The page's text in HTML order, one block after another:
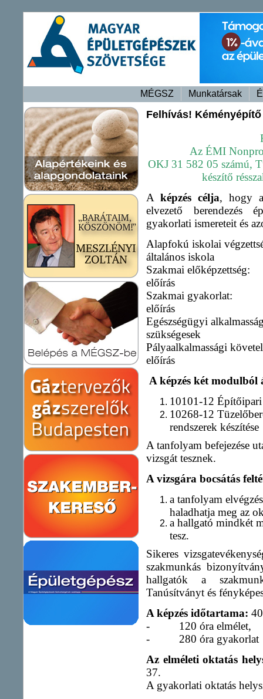
MÉGSZ Munkatársak
Felhívás!
Az ÉMI
OKJ 31 582 05 számú,
készítő
Aképzés célja, hogy a
elvezető berendezés
gyakorlati ismereteit és
Alapfokú
általános iskola
Szakmai
előírás
Szakmai
előírás
Egészségügyi
szükségesek
előírás
A képzés két modulból
10101-12
10268-12
rendszerek készítése
A tanfolyam befejezése
vizsgát tesznek.
A vizsgára bocsátás
a tanfolyam
haladhatja meg az
a hallgató mindkét
tesz.
Sikeres
szakmunkás
hallgatók a
Tanúsítványt és
A képzés időtartama:
-
120 óra elmélet,
-
280 óra gyakorlat
Az elméleti oktatás
37.
A gyakorlati oktatás